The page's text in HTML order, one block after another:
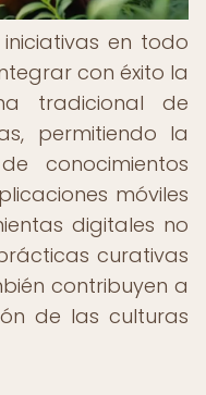
en todo
con éxito la
tradicional de
permitiendo la
conocimientos
móviles
digitales no
curativas
contribuyen a
de las culturas